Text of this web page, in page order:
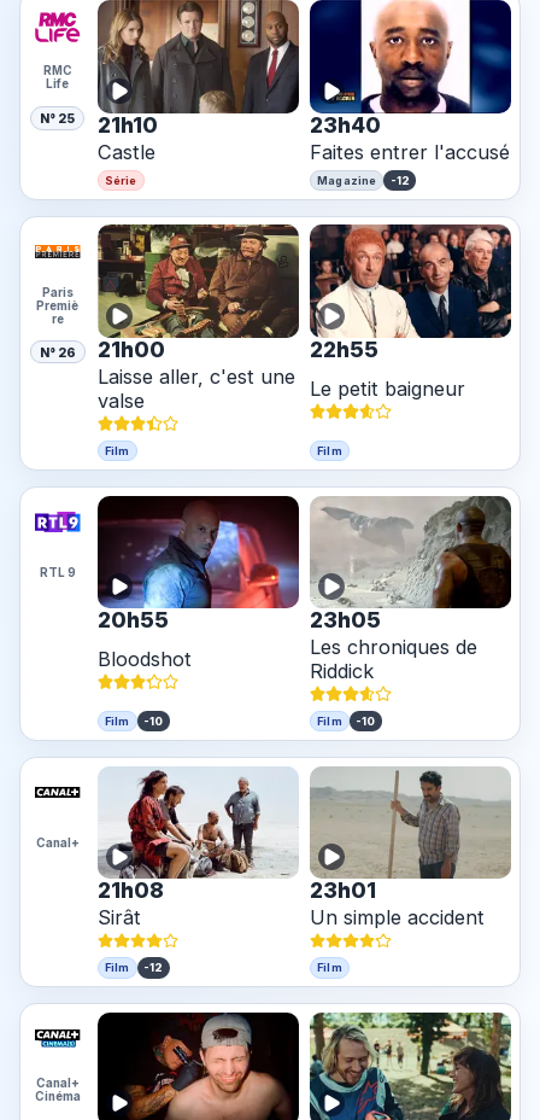
RMC
Life
N° 25 21h10
Castle
Série
23h40
Faites entrer l'accusé
Magazine -12
Paris
Premiè
re
N° 26 21h00
Laisse aller, c'est une
valse
Film
22h55
Le petit baigneur
Film
RTL 9
20h55
Bloodshot
Film -10
23h05
Les chroniques de
Riddick
Film -10
Canal+
21h08
Sirât
Film -12
23h01
Un simple accident
Film
Canal+
Cinéma